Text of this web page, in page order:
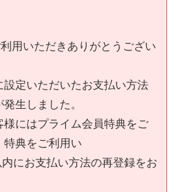
用いただきありがとうござい
設定いただいたお支払い方法
生しました。
様にはプライム会員特典をご
特典をご利用い
にお支払い方法の再登録をお